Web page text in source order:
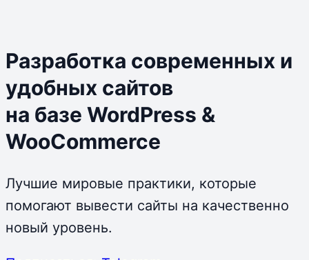
Разработка современных и
удобных сайтов
на базе WordPress &
WooCommerce
Лучшие мировые практики, которые
помогают вывести сайты на качественно
новый уровень.